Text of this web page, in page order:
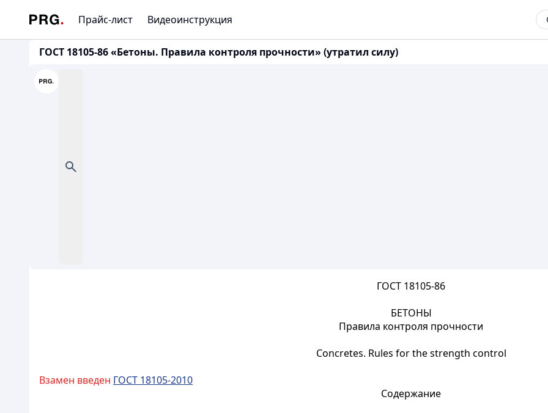
Прайс-лист Видеоинструкция
ГОСТ 18105-86 «Бетоны. Правила контроля прочности» (утратил силу)
ГОСТ 18105-86
БЕТОНЫ
Правила контроля прочности
Concretes. Rules for the strength control
Взамен введен ГОСТ 18105-2010
Содержание